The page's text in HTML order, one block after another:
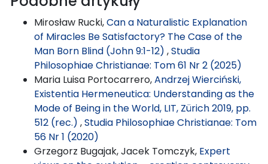
Mirosław Rucki,Can a Naturalistic Explanation
of Miracles Be Satisfactory? The Case of the
Man Born Blind (John 9:1-12) ,Studia
Philosophiae Christianae: Tom 61 Nr 2 (2025)
Maria Luisa Portocarrero,Andrzej Wierciński,
Existentia Hermeneutica: Understanding as the
Mode of Being in the World, LIT, Zürich 2019, pp.
512 (rec.) ,Studia Philosophiae Christianae: Tom
56 Nr 1 (2020)
Grzegorz Bugajak, Jacek Tomczyk, Expert